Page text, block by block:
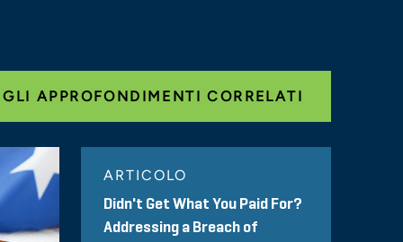
APPROFONDIMENTI CORRELATI
ARTICOLO
Didn't Get What You Paid For?
Addressing a Breach of